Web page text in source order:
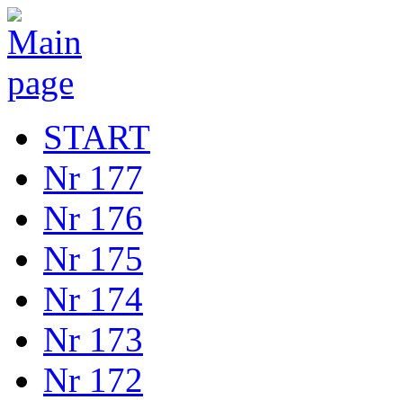
START
Nr 177
Nr 176
Nr 175
Nr 174
Nr 173
Nr 172